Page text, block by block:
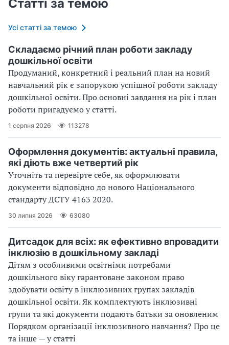
Статті за темою
Усі статті за темою
Складаємо річний план роботи закладу
дошкільної освіти
Продуманий, конкретний і реальний план на новий
навчальний рік є запорукою успішної роботи закладу
дошкільної освіти. Про основні завдання на рік і план
роботи пригадуємо у статті.
1 серпня 2026 113278
Оформлення документів: актуальні правила,
які діють вже четвертий рік
Уточніть та перевірте себе, як оформлювати
документи відповідно до нового Націо­нального
стандарту ДСТУ 4163 2020.
30 липня 2026 63080
Дитсадок для всіх: як ефективно впровадити
інклюзію в дошкільному закладі
Дітям з особливими освітніми потребами
дошкільного віку гарантоване законом право
здобувати освіту в інклюзивних групах закладів
дошкільної освіти. Як комплектують інклюзивні
групи та які документи подають батьки за оновленим
Порядком організації інклюзивного навчання? Про це
та інше — у статті